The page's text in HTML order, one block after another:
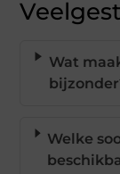
Wat
Welke